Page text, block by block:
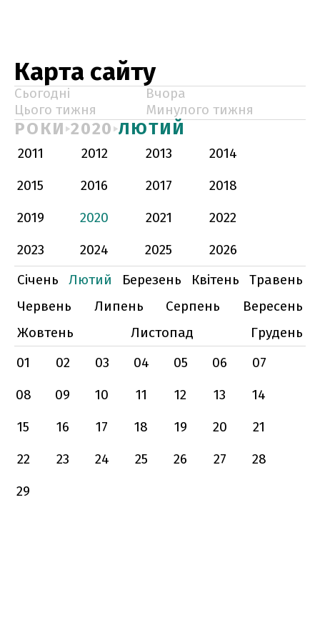
Карта сайту
Сьогодні
Вчора
Цього тижня
Минулого тижня
РОКИ 2020 ЛЮТИЙ
2011 2012 2013
2014
2015
2016 2017
2018
2019
2020 2021
2022
2023
2024 2025
2026
Січень
Лютий Березень Квітень
Травень
Червень
Липень Серпень
Вересень
Жовтень
Листопад
Грудень
01
02 03 04 05 06
07
08
09 10 11 12 13
14
15
16 17 18 19 20
21
22
23 24 25 26 27
28
29